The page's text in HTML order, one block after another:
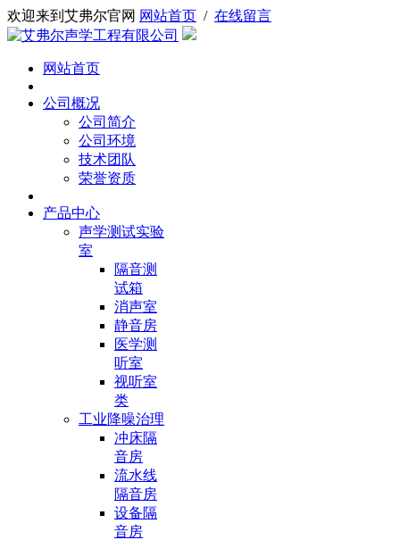
欢迎来到艾弗尔官网 网站首页 / 在线留言
网站首页
公司概况
公司简介
公司环境
技术团队
荣誉资质
产品中心
声学测试实验
室
隔音测
试箱
消声室
静音房
医学测
听室
视听室
类
工业降噪治理
冲床隔
音房
流水线
隔音房
设备隔
音房